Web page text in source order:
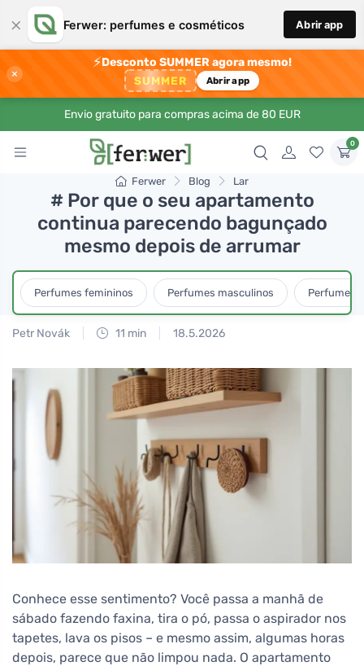
× Ferwer: perfumes e cosméticos Abrir app
×
⚡Desconto SUMMER agora mesmo!
SUMMER Abrir app
Envio gratuito para compras acima de 80 EUR
0
Ferwer Blog Lar
# Por que o seu apartamento
continua parecendo bagunçado
mesmo depois de arrumar
Perfumes femininos Perfumes masculinos Perfumes
Petr Novák 11 min 18.5.2026
Conhece esse sentimento? Você passa a manhã de
sábado fazendo faxina, tira o pó, passa o aspirador nos
tapetes, lava os pisos – e mesmo assim, algumas horas
depois, parece que não limpou nada. O apartamento